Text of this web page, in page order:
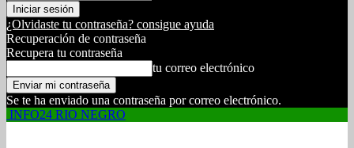
¿Olvidaste tu contraseña? consigue ayuda
Recuperación de contraseña
Recupera tu contraseña
tu correo electrónico
Se te ha enviado una contraseña por correo electrónico.
INFO24 RIO NEGRO